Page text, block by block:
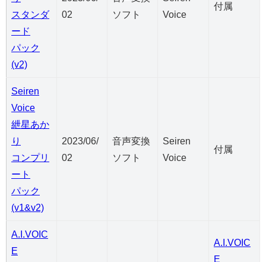
スタンダ
ード
パック
(v2)
02
ソフト
Voice
付属
Seiren
Voice
紲星あか
り
コンプリ
ート
パック
(v1&v2)
2023/06/
02
音声変換
ソフト
Seiren
Voice
付属
A.I.VOIC
E
A.I.VOIC
E